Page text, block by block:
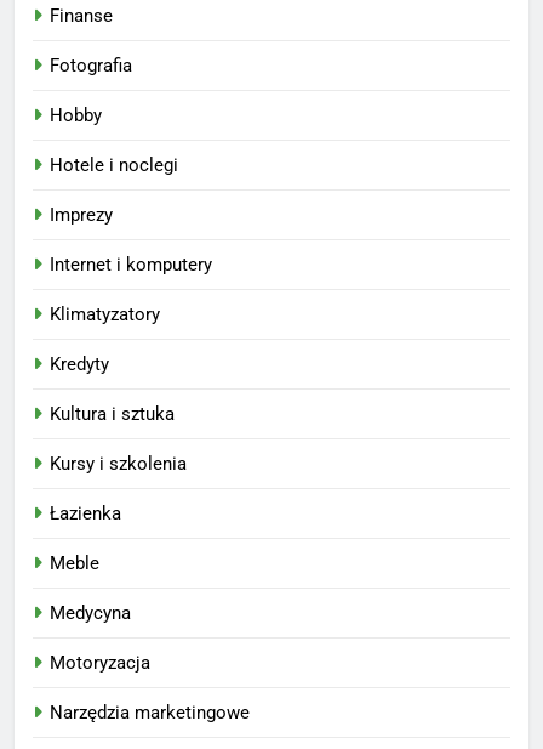
Finanse
Fotografia
Hobby
Hotele i noclegi
Imprezy
Internet i komputery
Klimatyzatory
Kredyty
Kultura i sztuka
Kursy i szkolenia
Łazienka
Meble
Medycyna
Motoryzacja
Narzędzia marketingowe